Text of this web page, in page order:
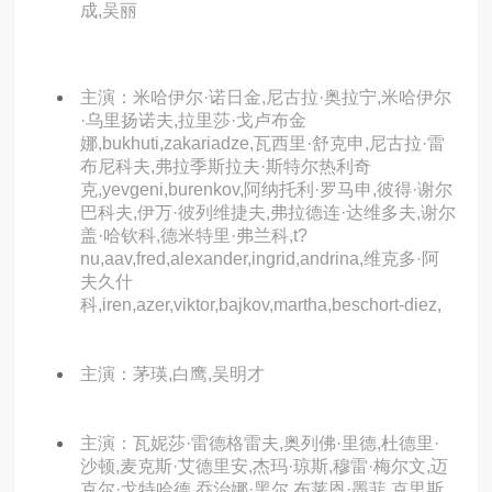
成,吴丽
主演：米哈伊尔·诺日金,尼古拉·奥拉宁,米哈伊尔
·乌里扬诺夫,拉里莎·戈卢布金
娜,bukhuti,zakariadze,瓦西里·舒克申,尼古拉·雷
布尼科夫,弗拉季斯拉夫·斯特尔热利奇
克,yevgeni,burenkov,阿纳托利·罗马申,彼得·谢尔
巴科夫,伊万·彼列维捷夫,弗拉德连·达维多夫,谢尔
盖·哈钦科,德米特里·弗兰科,t?
nu,aav,fred,alexander,ingrid,andrina,维克多·阿
夫久什
科,iren,azer,viktor,bajkov,martha,beschort-diez,
主演：茅瑛,白鹰,吴明才
主演：瓦妮莎·雷德格雷夫,奥列佛·里德,杜德里·
沙顿,麦克斯·艾德里安,杰玛·琼斯,穆雷·梅尔文,迈